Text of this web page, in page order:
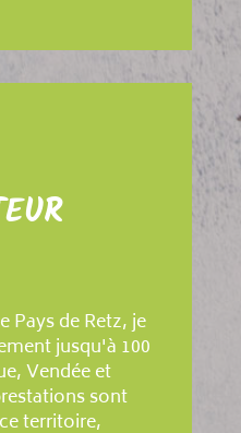
Pays de Retz, je
jusqu'à 100
Vendée et
sont
territoire,